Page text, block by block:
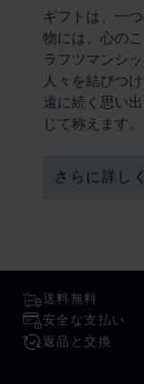
ギフトは、一
物には、心の
ラフツマンシ
人々を結びつ
遠に続く思い
じて称えます。
さらに詳し
送料無料
安全な支払い
返品と交換